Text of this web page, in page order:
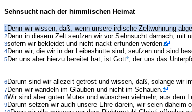
Sehnsucht nach der himmlischen Heimat
1 Denn wir wissen, daß, wenn unsere irdische Zeltwohnung
2Denn in diesem Zelt seufzen wir vor Sehnsucht darnach, mit
3sofern wir bekleidet und nicht nackt erfunden werden.
4Denn wir, die wir in der Leibeshütte sind, seufzen und sind
5Der uns aber hierzu bereitet hat, ist Gott , der uns das
6Darum sind wir allezeit getrost und wissen, daß, solange wir
7Denn wir wandeln im Glauben und nicht im Schauen.
8Wir sind aber guten Mutes und wünschen vielmehr, aus dem
9Darum setzen wir auch unsere Ehre darein, wir seien daheim